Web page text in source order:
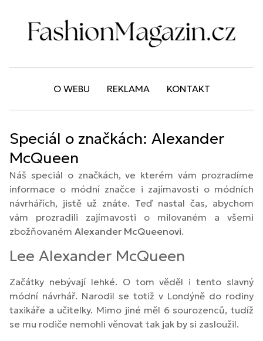
O WEBU REKLAMA KONTAKT
Speciál o značkách: Alexander
McQueen
Náš speciál o značkách, ve kterém vám prozradíme
informace o módní značce i zajímavosti o módních
návrhářích, jistě už znáte. Teď nastal čas, abychom
vám prozradili zajímavosti o milovaném a všemi
zbožňovaném Alexander McQueenovi.
Lee Alexander McQueen
Začátky nebývají lehké. O tom věděl i tento slavný
módní návrhář. Narodil se totiž v Londýně do rodiny
taxikáře a učitelky. Mimo jiné měl 6 sourozenců, tudíž
se mu rodiče nemohli věnovat tak jak by si zasloužil.